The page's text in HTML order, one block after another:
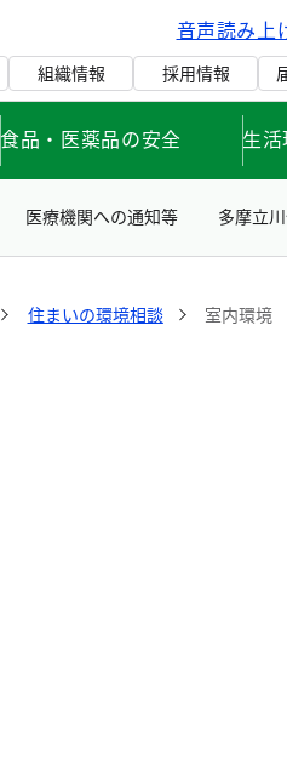
音声読み上
組織情報 採用情報
食品・医薬品の安全 生
医療機関への通知等 多摩立
住まいの環境相談 室内環境